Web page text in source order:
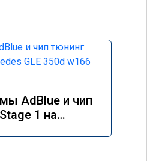
AdBlue и чип
1 на